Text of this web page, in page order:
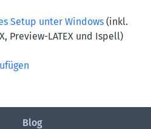
Setup unter Windows (inkl.
Preview-LATEX und Ispell)
Blog